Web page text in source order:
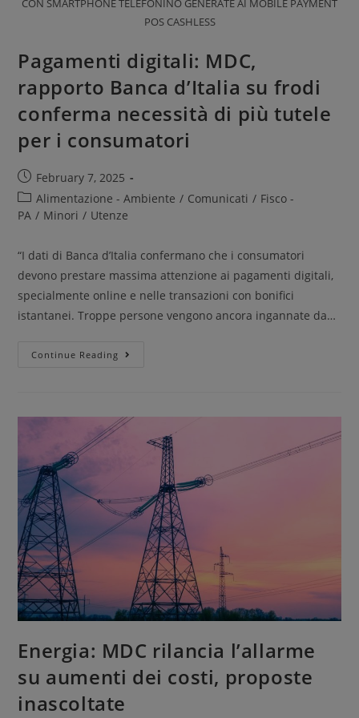
CON SMARTPHONE TELEFONINO GENERATE AI MOBILE PAYMENT
POS CASHLESS
Pagamenti digitali: MDC,
rapporto Banca d’Italia su frodi
conferma necessità di più tutele
per i consumatori
February 7, 2025
Alimentazione - Ambiente / Comunicati / Fisco -
PA / Minori / Utenze
“I dati di Banca d’Italia confermano che i consumatori
devono prestare massima attenzione ai pagamenti digitali,
specialmente online e nelle transazioni con bonifici
istantanei. Troppe persone vengono ancora ingannate da…
Continue Reading
Energia: MDC rilancia l’allarme
su aumenti dei costi, proposte
inascoltate